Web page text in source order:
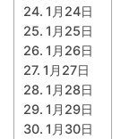
1月24日
1月25日
1月26日
1月27日
1月28日
1月29日
1月30日